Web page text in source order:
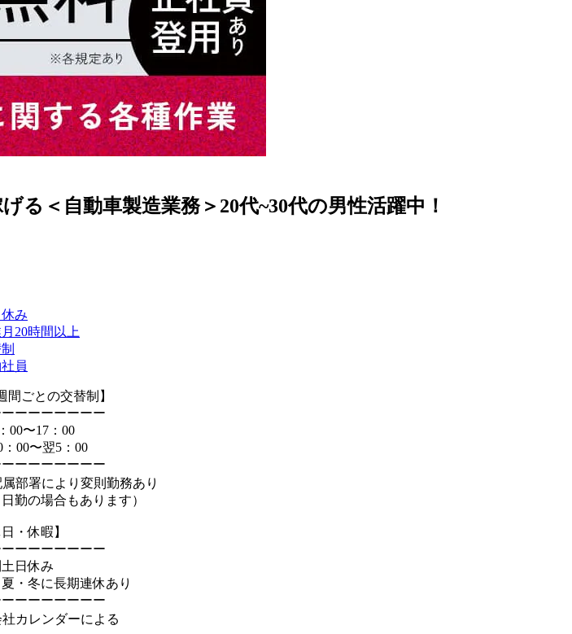
る＜自動車製造業務＞20代~30代の男性活躍中！
み
20時間以上
員
間ごとの交替制】
ーーーーーーー
00〜17：00
00〜翌5：00
ーーーーーーー
部署により変則勤務あり
勤の場合もあります）
日・休暇】
ーーーーーーー
日休み
・冬に長期連休あり
ーーーーーーー
カレンダーによる